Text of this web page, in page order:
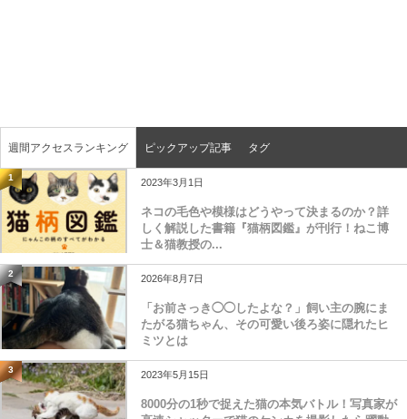
週間アクセスランキング ピックアップ記事 タグ
1 2023年3月1日
ネコの毛色や模様はどうやって決まるのか？詳
しく解説した書籍『猫柄図鑑』が刊行！ねこ博
士＆猫教授の...
2 2026年8月7日
「お前さっき◯◯したよな？」飼い主の腕にま
たがる猫ちゃん、その可愛い後ろ姿に隠れたヒ
ミツとは
3 2023年5月15日
8000分の1秒で捉えた猫の本気バトル！写真家が